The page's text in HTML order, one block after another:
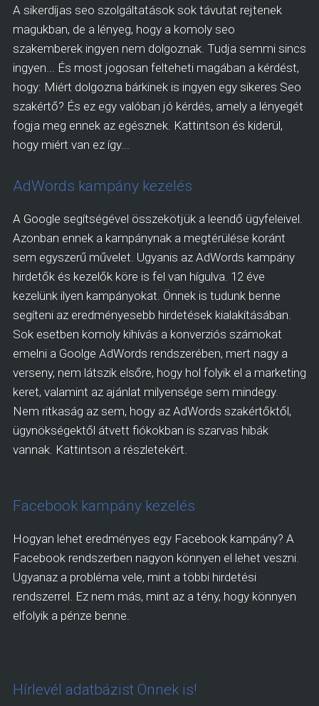
A sikerdíjas seo szolgáltatások sok távutat rejtenek
magukban, de a lényeg, hogy a komoly seo
szakemberek ingyen nem dolgoznak. Tudja semmi sincs
ingyen... És most jogosan felteheti magában a kérdést,
hogy: Miért dolgozna bárkinek is ingyen egy sikeres Seo
szakértő? És ez egy valóban jó kérdés, amely a lényegét
fogja meg ennek az egésznek. Kattintson és kiderül,
hogy miért van ez így...
AdWords kampány kezelés
A Google segítségével összekötjük a leendő ügyfeleivel.
Azonban ennek a kampánynak a megtérülése koránt
sem egyszerű művelet. Ugyanis az AdWords kampány
hirdetők és kezelők köre is fel van hígulva. 12 éve
kezelünk ilyen kampányokat. Önnek is tudunk benne
segíteni az eredményesebb hirdetések kialakításában.
Sok esetben komoly kihívás a konverziós számokat
emelni a Goolge AdWords rendszerében, mert nagy a
verseny, nem látszik elsőre, hogy hol folyik el a marketing
keret, valamint az ajánlat milyensége sem mindegy.
Nem ritkaság az sem, hogy az AdWords szakértőktől,
ügynökségektől átvett fiókokban is szarvas hibák
vannak. Kattintson a részletekért.
Facebook kampány kezelés
Hogyan lehet eredményes egy Facebook kampány? A
Facebook rendszerben nagyon könnyen el lehet veszni.
Ugyanaz a probléma vele, mint a többi hirdetési
rendszerrel. Ez nem más, mint az a tény, hogy könnyen
elfolyik a pénze benne.
Hírlevél adatbázist Önnek is!